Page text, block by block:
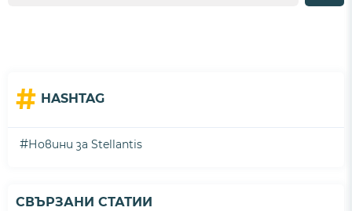
# HASHTAG
#Новини за Stellantis
СВЪРЗАНИ СТАТИИ